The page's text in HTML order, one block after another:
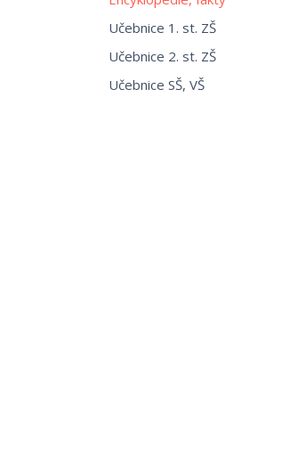
Učebnice 1. st. ZŠ
Učebnice 2. st. ZŠ
Učebnice SŠ, VŠ